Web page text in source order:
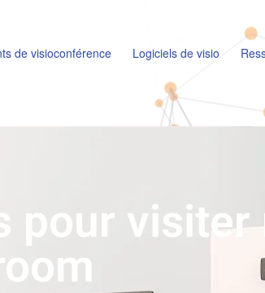
de visioconférence Logiciels de visio
pour visiter